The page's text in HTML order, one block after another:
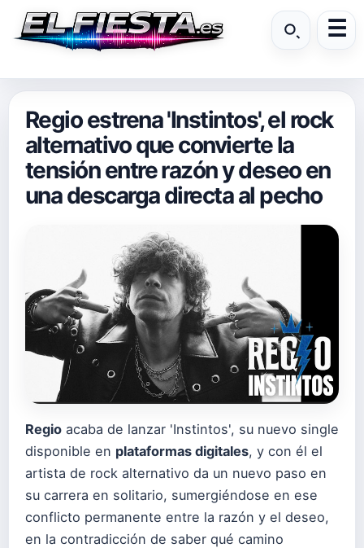
Regio estrena 'Instintos', el rock
alternativo que convierte la
tensión entre razón y deseo en
una descarga directa al pecho
Regio acaba de lanzar 'Instintos', su nuevo single
disponible en plataformas digitales, y con él el
artista de rock alternativo da un nuevo paso en
su carrera en solitario, sumergiéndose en ese
conflicto permanente entre la razón y el deseo,
en la contradicción de saber qué camino